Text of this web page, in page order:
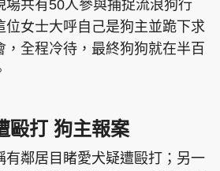
場共有50人參與捕捉流浪狗行
位女士大呼自己是狗主並跪下求
全程冷待，最終狗狗就在半百
毆打 狗主報案
有鄰居目睹愛犬疑遭毆打；另一